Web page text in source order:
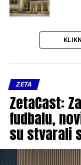
ZETA
ZetaCast:
fudbalu,
su stvarali